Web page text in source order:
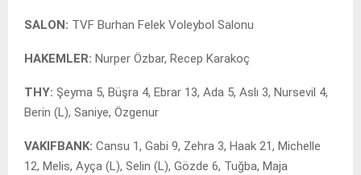
SALON: TVF Burhan Felek Voleybol Salonu
HAKEMLER: Nurper Özbar, Recep Karakoç
THY: Şeyma 5, Büşra 4, Ebrar 13, Ada 5, Aslı 3, Nursevil 4,
Berin (L), Saniye, Özgenur
VAKIFBANK: Cansu 1, Gabi 9, Zehra 3, Haak 21, Michelle
12, Melis, Ayça (L), Selin (L), Gözde 6, Tuğba, Maja